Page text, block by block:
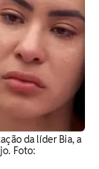
da líder Bia, a
Foto: